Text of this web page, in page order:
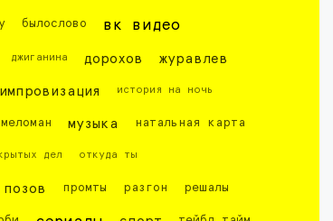
былослово вк видео
джиганина дорохов журавлев
импровизация история на ночь
меломан музыка натальная карта
дел откуда ты
позов промты разгон решалы